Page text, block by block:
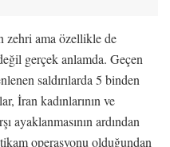
zehri ama özellikle de
gerçek anlamda. Geçen
saldırılarda 5 binden
İran kadınlarının ve
ayaklanmasının ardından
operasyonu olduğundan